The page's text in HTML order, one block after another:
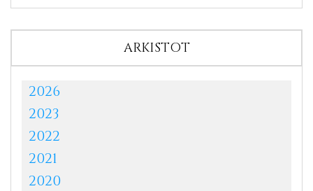
ARKISTOT
2026
2023
2022
2021
2020